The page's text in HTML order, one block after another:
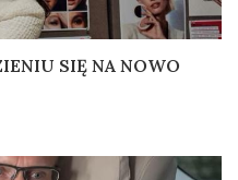
SIĘ NA NOWO